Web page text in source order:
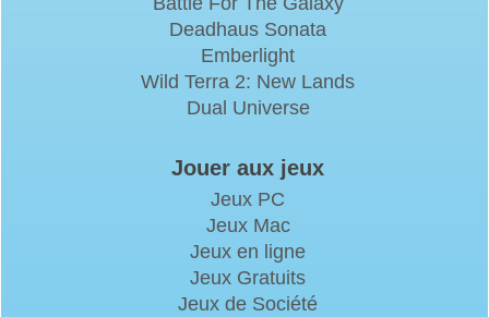
Deadhaus Sonata
Emberlight
Wild Terra 2: New Lands
Dual Universe
Jouer aux jeux
Jeux PC
Jeux Mac
Jeux en ligne
Jeux Gratuits
Jeux de Société